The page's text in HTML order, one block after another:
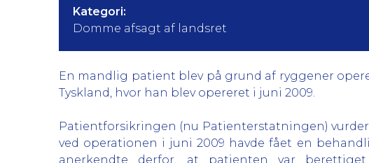
Kategori:
Domme afsagt af landsret
En mandlig patient blev på grund af ryggener
Tyskland, hvor han blev opereret i juni 2009.
Patientforsikringen (nu Patienterstatningen)
ved operationen i juni 2009 havde fået en
anerkendte derfor, at patienten var